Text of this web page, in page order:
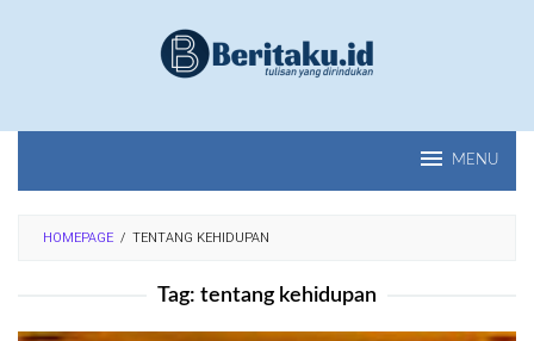
MENU
HOMEPAGE / TENTANG KEHIDUPAN
Tag: tentang kehidupan